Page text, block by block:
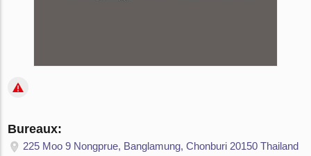
Bureaux:
225 Moo 9 Nongprue, Banglamung, Chonburi 20150 Thailand